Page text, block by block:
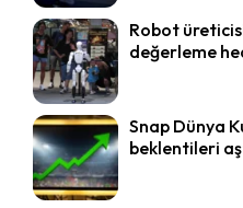
Robot
değerleme
Snap Dünya
beklentileri